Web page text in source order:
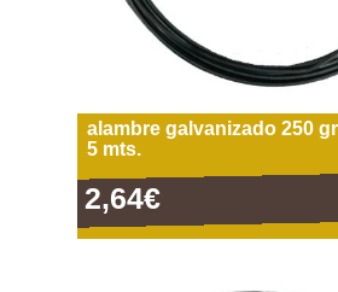
alambre galvanizado 250
5 mts.
2,64€